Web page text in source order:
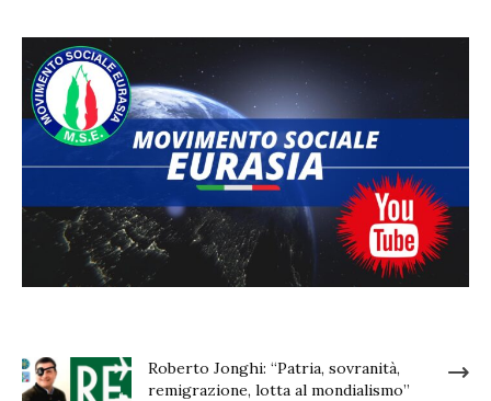
Roberto Jonghi: “Patria, sovranità,
remigrazione, lotta al mondialismo”